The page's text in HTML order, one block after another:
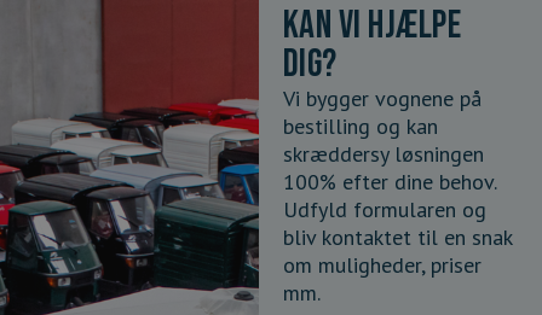
Kan vi hjælpe
dig?
Vi bygger vognene på
bestilling og kan
skræddersy løsningen
100% efter dine behov.
Udfyld formularen og
bliv kontaktet til en snak
om muligheder, priser
mm.